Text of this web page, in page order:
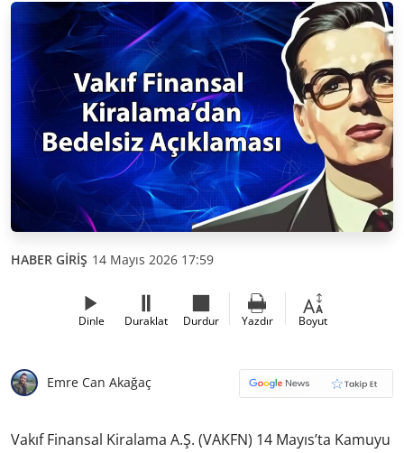
HABER GİRİŞ 14 Mayıs 2026 17:59
Dinle Duraklat Durdur Yazdır Boyut
Emre Can Akağaç
Vakıf Finansal Kiralama A.Ş. (VAKFN) 14 Mayıs’ta Kamuyu